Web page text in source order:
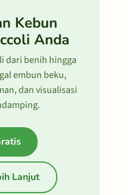
Kebun
Anda
dari benih hingga
embun beku,
dan visualisasi
Lanjut